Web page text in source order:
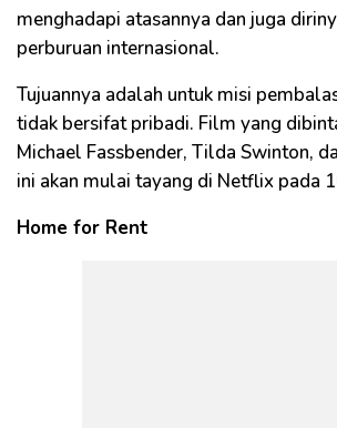
menghadapi atasannya dan juga
perburuan internasional.
Tujuannya adalah untuk misi
tidak bersifat pribadi. Film yang
Michael Fassbender, Tilda Swinton,
ini akan mulai tayang di Netflix pada
Home for Rent